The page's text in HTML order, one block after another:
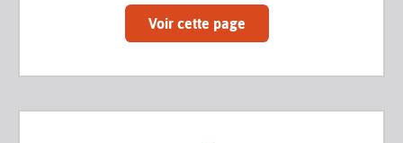
Voir cette page